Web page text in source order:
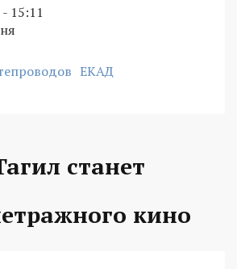
15:11
ЕКАД
станет
кино